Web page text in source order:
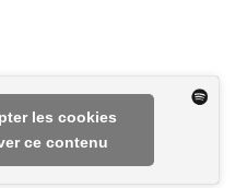
les cookies
ce contenu